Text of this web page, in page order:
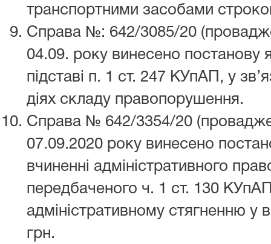
транспортними засобами
Справа №: 642/3085/20
04.09. року винесено постанову
підставі п. 1 ст. 247 КУпАП, у
діях складу правопорушення.
Справа № 642/3354/20
07.09.2020 року винесено
вчиненні адміністративного
передбаченого ч. 1 ст. 130
адміністративному стягненню у
грн.